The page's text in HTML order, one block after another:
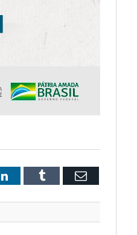
LinkedInTumblr Email